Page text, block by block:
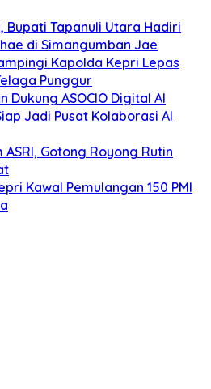
Bupati Tapanuli Utara Hadiri
di Simangumban Jae
Kapolda Kepri Lepas
Punggur
ASOCIO Digital AI
Jadi Pusat Kolaborasi AI
Gotong Royong Rutin
Kawal Pemulangan 150 PMI